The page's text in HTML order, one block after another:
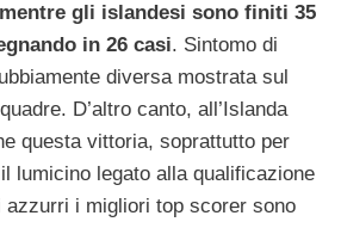
gli islandesi sono finiti 35
in 26 casi. Sintomo di
diversa mostrata sul
D’altro canto, all’Islanda
questa vittoria, soprattutto per
lumicino legato alla qualificazione
azzurri i migliori top scorer sono